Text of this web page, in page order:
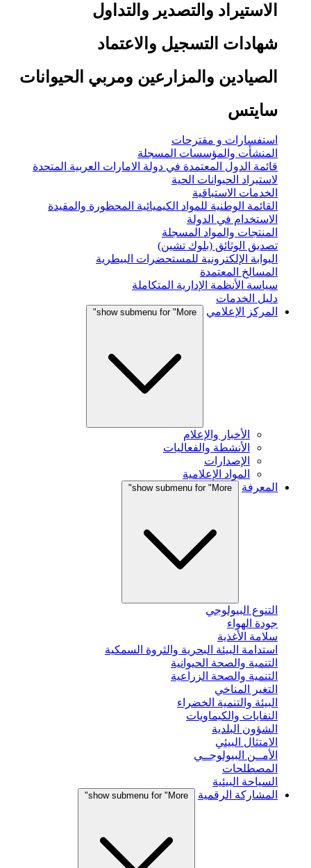
الاستيراد والتصدير والتداول
شهادات التسجيل والاعتماد
الصيادين والمزارعين ومربي الحيوانات
سايتس
استفسارات و مقترحات
المنشأت والمؤسسات المسجلة
قائمة الدول المعتمدة في دولة الامارات العربية المتحدة
لاستيراد الحيوانات الحية
الخدمات الاستباقية
القائمة الوطنية للمواد الكيميائية المحظورة والمقيدة
الاستخدام في الدولة
المنتجات والمواد المسجلة
تصديق الوثائق (بلوك تشين)
البوابة الإلكترونية للمستحضرات البيطرية
المسالخ المعتمدة
سياسة الأنظمة الإدارية المتكاملة
دليل الخدمات
المركز الإعلامي
show submenu for "More"
الأخبار والإعلام
الأنشطة والفعاليات
الإصدارات
المواد الإعلامية
المعرفة
show submenu for "More"
التنوع البيولوجي
جودة الهواء
سلامة الأغذية
استدامة البيئة البحرية والثروة السمكية
التنمية والصحة الحيوانية
التنمية والصحة الزراعية
التغير المناخي
البيئة والتنمية الخضراء
النفايات والكيماويات
الشؤون البلدية
الامتثال البيئي
الأمــن البيولوجــي
المصطلحات
السياحة البيئية
المشاركة الرقمية
show submenu for "More"